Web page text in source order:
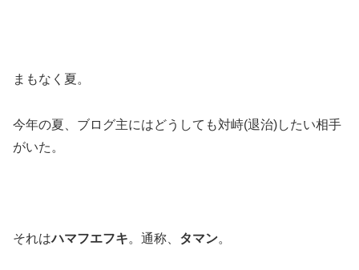
まもなく夏。
今年の夏、ブログ主にはどうしても対峙(退治)したい相手
がいた。
それはハマフエフキ。通称、 タマン。